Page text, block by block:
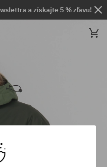
a získajte 5 % zľavu!